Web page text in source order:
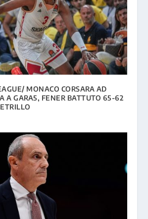
MONACO CORSARA AD
A GARA5, FENER BATTUTO 65-62